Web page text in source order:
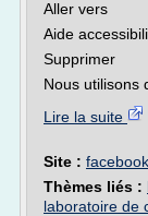
Aller vers
Aide
Supprimer
Nous utilisons
Lire la suite
Site :
Thèmes liés :
laboratoire de